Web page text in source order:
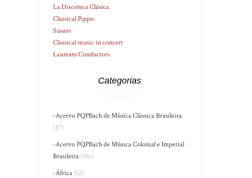
La Discoteca Clásica
Classical Pippo
Susato
Classical music in concert
Laureate Conductors
Categorias
-Acervo PQPBach de Música Clássica Brasileira
(37)
-Acervo PQPBach de Música Colonial e Imperial
Brasileira (186)
-África (12)